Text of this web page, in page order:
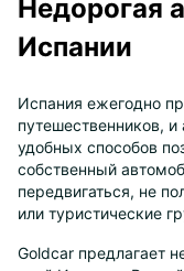
Недорогая
Испании
Испания ежегодно
путешественников,
удобных способов
собственный
передвигаться, не
или туристические
Goldcar предлагает